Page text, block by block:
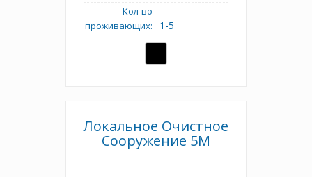
Кол-во
проживающих:
1-5
Локальное Очистное
Сооружение 5М